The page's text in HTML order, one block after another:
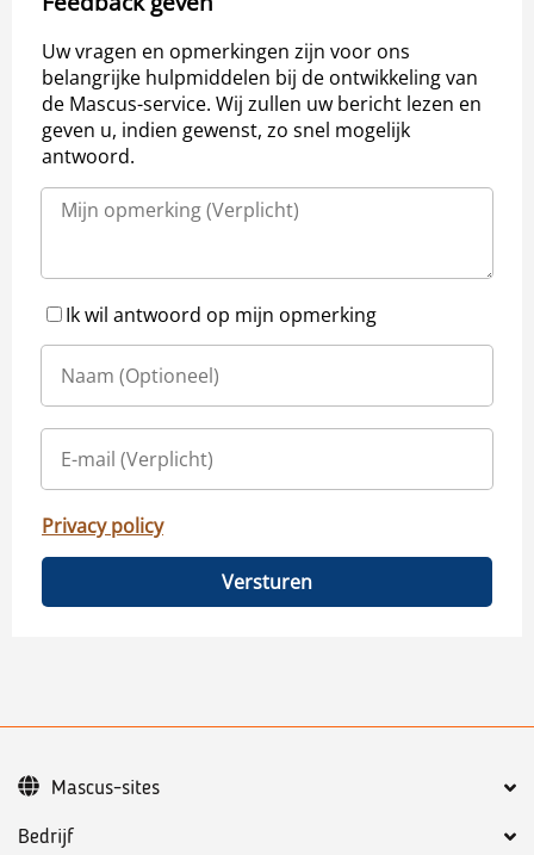
Uw vragen en opmerkingen zijn voor ons
belangrijke hulpmiddelen bij de ontwikkeling van
de Mascus-service. Wij zullen uw bericht lezen en
geven u, indien gewenst, zo snel mogelijk
antwoord.
Ik wil antwoord op mijn opmerking
Privacy policy
Versturen
Bedrijf
Mascus-sites